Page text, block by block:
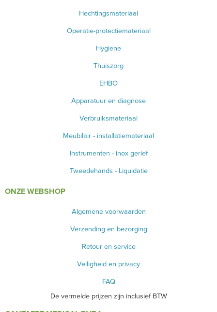
Hechtingsmateriaal
Operatie-protectiemateriaal
Hygiene
Thuiszorg
EHBO
Apparatuur en diagnose
Verbruiksmateriaal
Meubilair - installatiemateriaal
Instrumenten - inox gerief
Tweedehands - Liquidatie
ONZE WEBSHOP
Algemene voorwaarden
Verzending en bezorging
Retour en service
Veiligheid en privacy
FAQ
De vermelde prijzen zijn inclusief BTW